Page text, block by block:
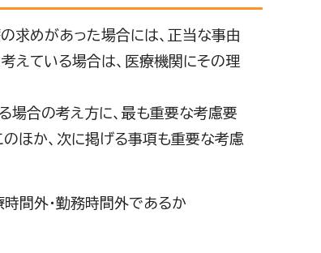
求めがあった場合には、正当な事由
えている場合は、医療機関にその理
場合の考え方に、最も重要な考慮要
のほか、次に掲げる事項も重要な考慮
間外・勤務時間外であるか